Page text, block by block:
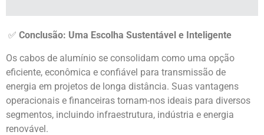
✅ Conclusão: Uma Escolha Sustentável e Inteligente
Os cabos de alumínio se consolidam como uma opção
eficiente, econômica e confiável para transmissão de
energia em projetos de longa distância. Suas vantagens
operacionais e financeiras tornam-nos ideais para diversos
segmentos, incluindo infraestrutura, indústria e energia
renovável.